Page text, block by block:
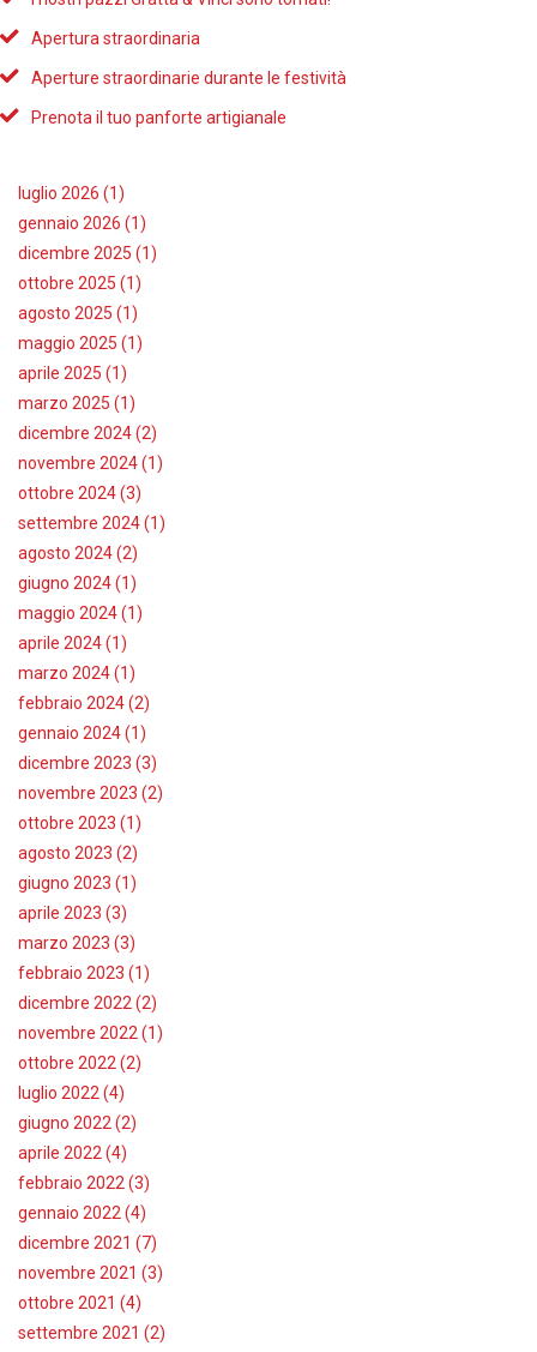
Apertura straordinaria
Aperture straordinarie durante le festività
Prenota il tuo panforte artigianale
luglio 2026 (1)
gennaio 2026 (1)
dicembre 2025 (1)
ottobre 2025 (1)
agosto 2025 (1)
maggio 2025 (1)
aprile 2025 (1)
marzo 2025 (1)
dicembre 2024 (2)
novembre 2024 (1)
ottobre 2024 (3)
settembre 2024 (1)
agosto 2024 (2)
giugno 2024 (1)
maggio 2024 (1)
aprile 2024 (1)
marzo 2024 (1)
febbraio 2024 (2)
gennaio 2024 (1)
dicembre 2023 (3)
novembre 2023 (2)
ottobre 2023 (1)
agosto 2023 (2)
giugno 2023 (1)
aprile 2023 (3)
marzo 2023 (3)
febbraio 2023 (1)
dicembre 2022 (2)
novembre 2022 (1)
ottobre 2022 (2)
luglio 2022 (4)
giugno 2022 (2)
aprile 2022 (4)
febbraio 2022 (3)
gennaio 2022 (4)
dicembre 2021 (7)
novembre 2021 (3)
ottobre 2021 (4)
settembre 2021 (2)